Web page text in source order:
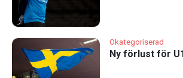
Okategoriserad
Ny förlust för